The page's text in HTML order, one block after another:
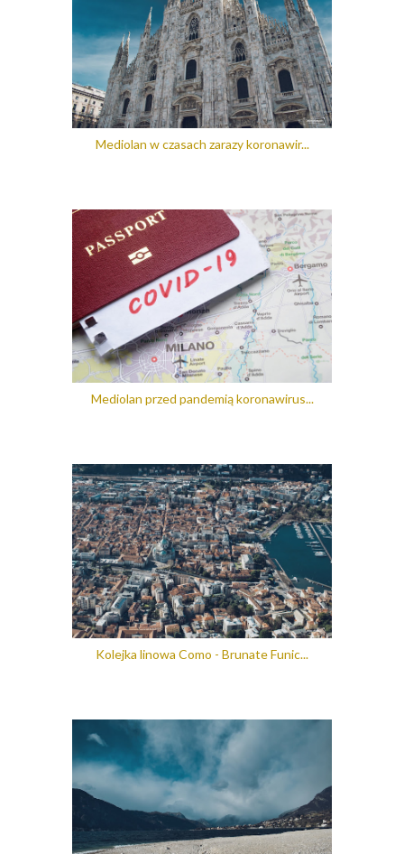
Mediolan w czasach zarazy koronawir...
Mediolan przed pandemią koronawirus...
Kolejka linowa Como - Brunate Funic...